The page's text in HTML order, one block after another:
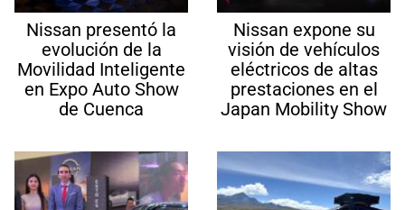
Nissan presentó la
evolución de la
Movilidad Inteligente
en Expo Auto Show
de Cuenca
Nissan expone su
visión de vehículos
eléctricos de altas
prestaciones en el
Japan Mobility Show